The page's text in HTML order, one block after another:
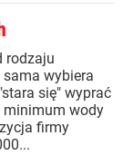
rodzaju
wybiera
się" wyprać
minimum wody
firmy